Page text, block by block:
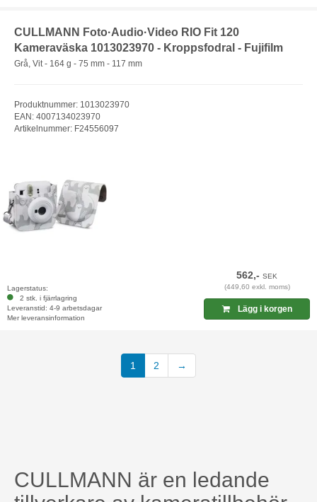
CULLMANN Foto·Audio·Video RIO Fit 120
Kameraväska 1013023970 - Kroppsfodral - Fujifilm
Grå, Vit - 164 g - 75 mm - 117 mm
Produktnummer: 1013023970
EAN: 4007134023970
Artikelnummer: F24556097
Lagerstatus:
2 stk. i fjärrlagring
Leveranstid: 4-9 arbetsdagar
Mer leveransinformation
562,-SEK
(449,60 exkl. moms)
Lägg i korgen
1 2 →
CULLMANN är en ledande